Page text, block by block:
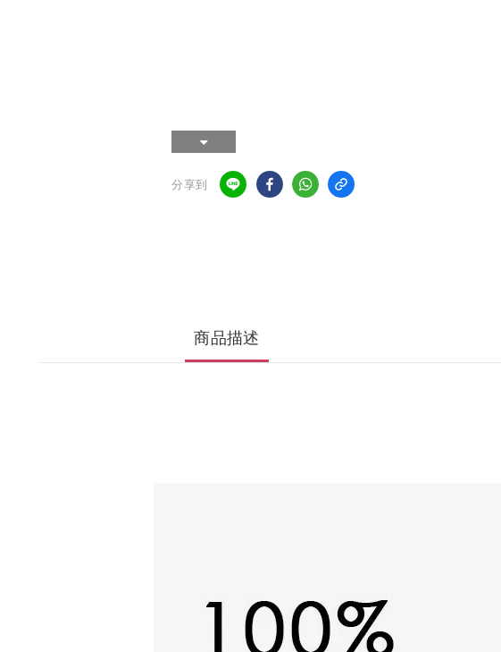
分享到
商品描述